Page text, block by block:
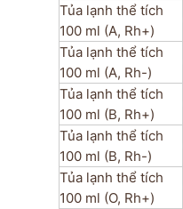
Tủa lạnh thể tích
100 ml (A, Rh+)
Tủa lạnh thể tích
100 ml (A, Rh-)
Tủa lạnh thể tích
100 ml (B, Rh+)
Tủa lạnh thể tích
100 ml (B, Rh-)
Tủa lạnh thể tích
100 ml (O, Rh+)